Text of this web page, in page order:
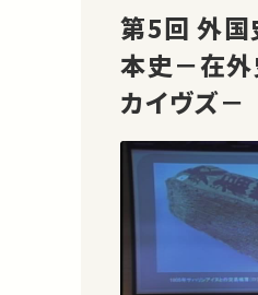
第5回 外国史料からみる日
本史－在外
カイヴズ－